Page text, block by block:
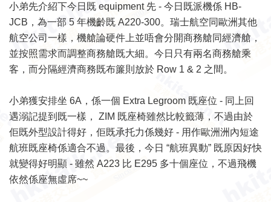
小弟先介紹下今日既 equipment 先 - 今日既派機係 HB-
JCB，為一部 5 年機齡既 A220-300。瑞士航空同歐洲其他
航空公司一樣，機艙論硬件上並唔會分開商務艙同經濟艙，
並按照需求而調整商務艙既大細。今日只有兩名商務艙乘
客，而分隔經濟商務既布簾則放於 Row 1 & 2 之間。
小弟獲安排坐 6A，係一個 Extra Legroom 既座位 - 同上回
遇溺記提到既一樣， ZIM 既座椅雖然比較籤薄，不過由於
佢既外型設計得好，佢既承托力係幾好 - 用作歐洲洲內短途
航班既座椅係適合不過。最後，今日 “航班異動” 既原因好快
就變得好明顯 - 雖然 A223 比 E295 多十個座位，不過飛機
依然係座無虛席~~